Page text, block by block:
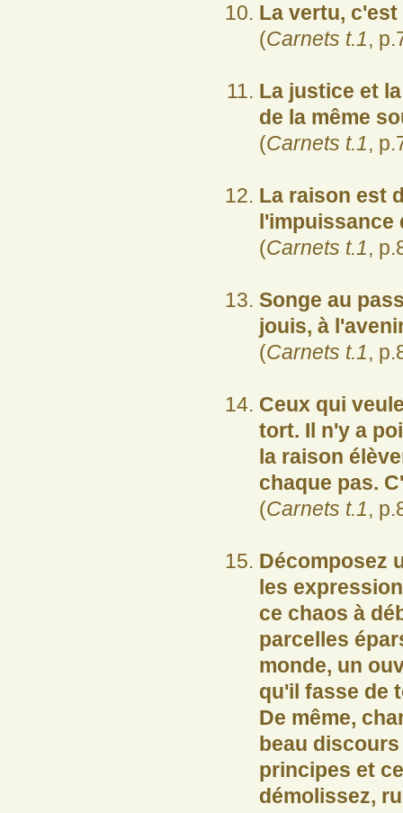
La vertu, c'est
(Carnets t.1,
La justice et
de la même
(Carnets t.1,
La raison est
l'impuissance
(Carnets t.1,
Songe au
jouis, à
(Carnets t.1,
Ceux qui
tort. Il n'y a
la raison
chaque pas.
(Carnets t.1,
Décomposez
les
ce chaos à
parcelles
monde, un
qu'il fasse de
De même,
beau
principes et
démolissez,